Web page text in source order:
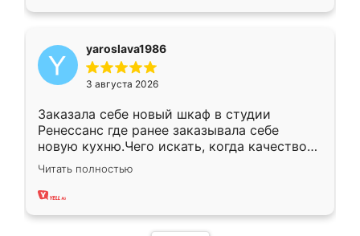
yaroslava1986
3 августа 2026
Заказала себе новый шкаф в студии
Ренессанс где ранее заказывала себе
новую кухню.Чего искать, когда качеством
вполне довольна. Служит кухня уже почти
два года, нареканий нет.
Читать полностью